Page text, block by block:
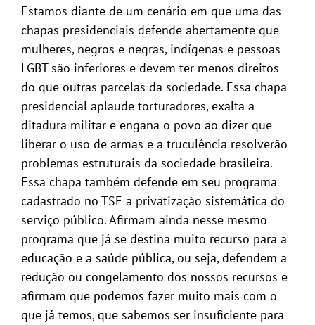
Estamos diante de um cenário em que uma das
chapas presidenciais defende abertamente que
mulheres, negros e negras, indígenas e pessoas
LGBT são inferiores e devem ter menos direitos
do que outras parcelas da sociedade. Essa chapa
presidencial aplaude torturadores, exalta a
ditadura militar e engana o povo ao dizer que
liberar o uso de armas e a truculência resolverão
problemas estruturais da sociedade brasileira.
Essa chapa também defende em seu programa
cadastrado no TSE a privatização sistemática do
serviço público. Afirmam ainda nesse mesmo
programa que já se destina muito recurso para a
educação e a saúde pública, ou seja, defendem a
redução ou congelamento dos nossos recursos e
afirmam que podemos fazer muito mais com o
que já temos, que sabemos ser insuficiente para